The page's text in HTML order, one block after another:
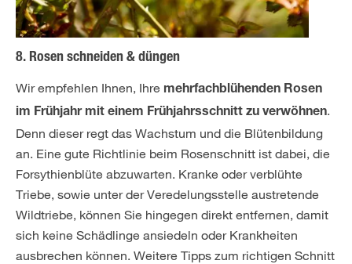
8. Rosen schneiden & düngen
Wir empfehlen Ihnen, Ihre mehrfachblühenden Rosen
im Frühjahr mit einem Frühjahrsschnitt zu verwöhnen.
Denn dieser regt das Wachstum und die Blütenbildung
an. Eine gute Richtlinie beim Rosenschnitt ist dabei, die
Forsythienblüte abzuwarten. Kranke oder verblühte
Triebe, sowie unter der Veredelungsstelle austretende
Wildtriebe, können Sie hingegen direkt entfernen, damit
sich keine Schädlinge ansiedeln oder Krankheiten
ausbrechen können. Weitere Tipps zum richtigen Schnitt